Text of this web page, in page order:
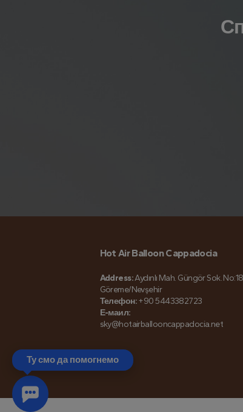
Hot Air Balloon Cappadocia
Address:Aydınlı Mah. Güngör Sok. No:18
Göreme/Nevşehir
Телефон:+90 5443382723
Е-маил:
sky@hotairballooncappadocia.net
Ту смо да помогнемо